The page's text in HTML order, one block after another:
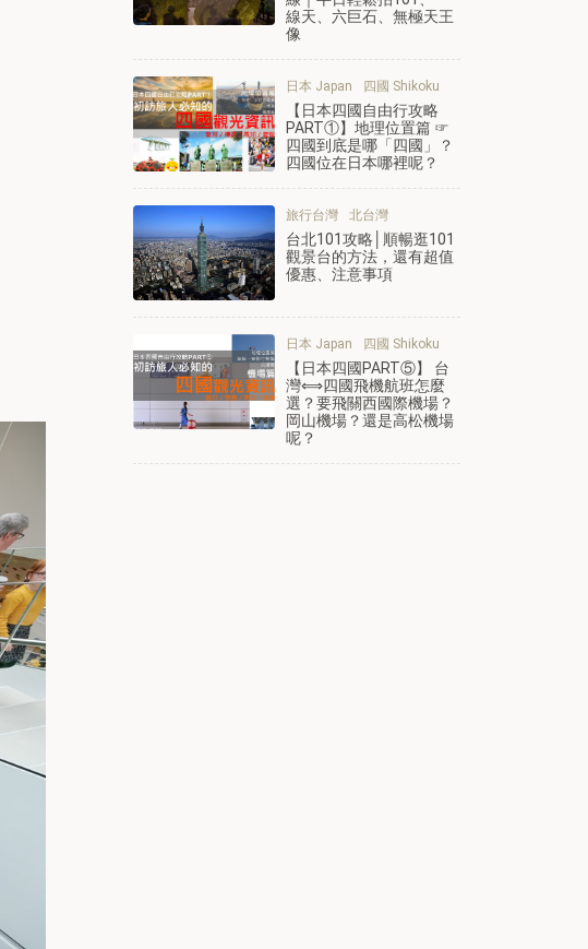
線天、六巨石、無極天王
像
日本 Japan 四國 Shikoku
【日本四國自由行攻略
PART①】地理位置篇 ☞
四國到底是哪「四國」？
四國位在日本哪裡呢？
旅行台灣 北台灣
台北101攻略│順暢逛101
觀景台的方法，還有超值
優惠、注意事項
日本 Japan 四國 Shikoku
【日本四國PART⑤】 台
灣⟺四國飛機航班怎麼
選？要飛關西國際機場？
岡山機場？還是高松機場
呢？